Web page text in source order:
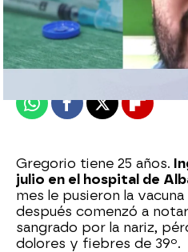
Espejo Público
Publicado:04 de agosto de
WhatsappFacebook
X
Gregorio tiene 25 años.
julio en el hospital de
mes le pusieron la
después comenzó a
sangrado por la nariz,
dolores y fiebres de 39º.